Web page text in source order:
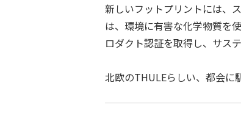
新しいフットプリントには、
は、環境に有害な化学物質を
ロダクト認証を取得し、サス
北欧のTHULEらしい、都会に